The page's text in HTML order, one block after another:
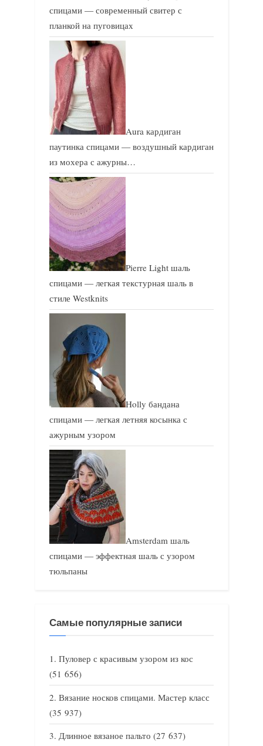
спицами — современный свитер с
планкой на пуговицах
Aura кардиган
паутинка спицами — воздушный кардиган
из мохера с ажурны…
Pierre Light шаль
спицами — легкая текстурная шаль в
стиле Westknits
Holly бандана
спицами — легкая летняя косынка с
ажурным узором
Amsterdam шаль
спицами — эффектная шаль с узором
тюльпаны
Самые популярные записи
Пуловер с красивым узором из кос
(51 656)
Вязание носков спицами. Мастер класс
(35 937)
Длинное вязаное пальто (27 637)